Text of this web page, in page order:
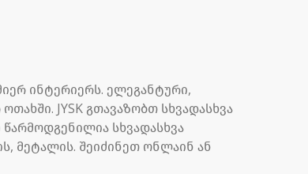
ინტერიერს. ელეგანტური,
JYSK გთავაზობთ სხვადასხვა
სხვადასხვა
მეტალის. შეიძინეთ ონლაინ ან